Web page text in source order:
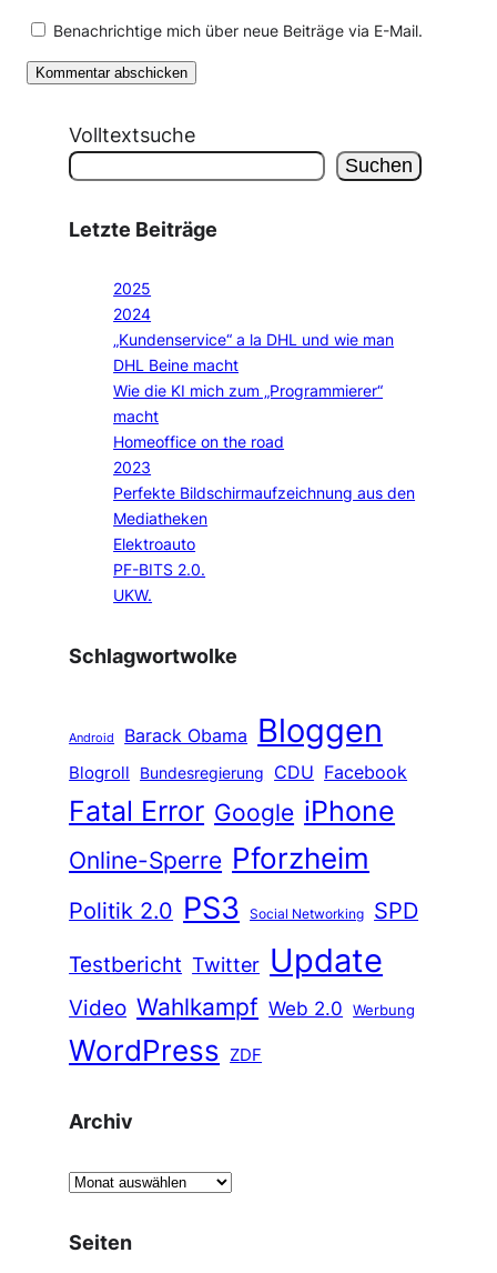
Benachrichtige mich über neue Beiträge via E-Mail.
Volltextsuche
Suchen
Letzte Beiträge
2025
2024
„Kundenservice“ a la DHL und wie man
DHL Beine macht
Wie die KI mich zum „Programmierer“
macht
Homeoffice on the road
2023
Perfekte Bildschirmaufzeichnung aus den
Mediatheken
Elektroauto
PF-BITS 2.0.
UKW.
Schlagwortwolke
Android Barack Obama Bloggen
Blogroll Bundesregierung CDU Facebook
Fatal Error Google iPhone
Online-Sperre Pforzheim
Politik 2.0 PS3 Social Networking
SPD
Testbericht Twitter Update
Video Wahlkampf Web 2.0 Werbung
WordPress ZDF
Archiv
A
c
h
Seiten